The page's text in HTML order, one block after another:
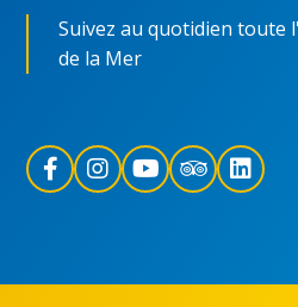
Suivez au quotidien toute
de la Mer